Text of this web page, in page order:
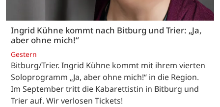
Ingrid Kühne kommt nach Bitburg und Trier: „Ja,
aber ohne mich!“
Gestern
Bitburg/Trier. Ingrid Kühne kommt mit ihrem vierten
Soloprogramm „Ja, aber ohne mich!“ in die Region.
Im September tritt die Kabarettistin in Bitburg und
Trier auf. Wir verlosen Tickets!